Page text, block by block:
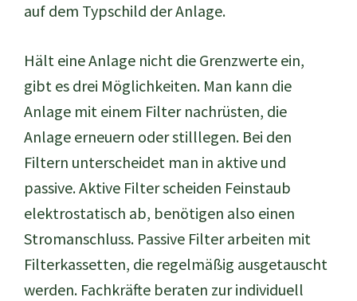
auf dem Typschild der Anlage.
Hält eine Anlage nicht die Grenzwerte ein,
gibt es drei Möglichkeiten. Man kann die
Anlage mit einem Filter nachrüsten, die
Anlage erneuern oder stilllegen. Bei den
Filtern unterscheidet man in aktive und
passive. Aktive Filter scheiden Feinstaub
elektrostatisch ab, benötigen also einen
Stromanschluss. Passive Filter arbeiten mit
Filterkassetten, die regelmäßig ausgetauscht
werden. Fachkräfte beraten zur individuell